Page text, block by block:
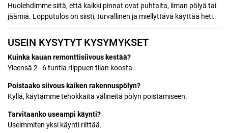
Huolehdimme siitä, että kaikki pinnat ovat puhtaita, ilman pölyä tai
jäämiä. Lopputulos on siisti, turvallinen ja miellyttävä käyttää heti.
USEIN KYSYTYT KYSYMYKSET
Kuinka kauan remonttisiivous kestää?
Yleensä 2–6 tuntia riippuen tilan koosta.
Poistaako siivous kaiken rakennuspölyn?
Kyllä, käytämme tehokkaita välineitä pölyn poistamiseen.
Tarvitaanko useampi käynti?
Useimmiten yksi käynti riittää.